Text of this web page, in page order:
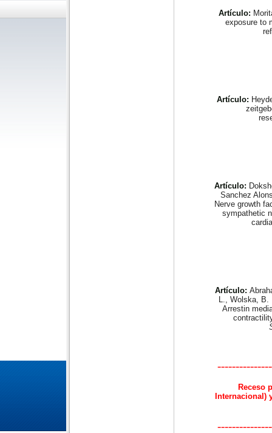
Artículo:
exposure to
Artículo:
Artículo:
Sanchez
Nerve growth
sympathetic
Artículo:
L., Wolska, B.
Arrestin
Receso
Internacional)